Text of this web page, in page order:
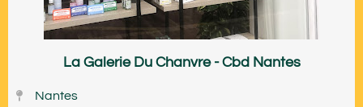
La Galerie Du Chanvre - Cbd Nantes
Nantes